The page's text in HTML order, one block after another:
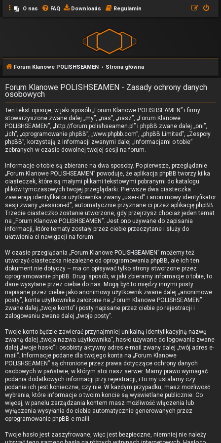
O nas FAQ Downloads Regulamin
Forum Klanowe POLISHSEAMEN Strona główna
Forum Klanowe POLISHSEAMEN - Zasady ochrony danych
osobowych
Ten tekst opisuje, w jaki sposób „Forum Klanowe POLISHSEAMEN” i firmy
stowarzyszone zwane dalej „my”, „nas”, „nasz”, „Forum Klanowe
POLISHSEAMEN”, „http://forum.polishseamen.pl” i phpBB zwane dalej „oni”,
„ich”, „oprogramowanie phpBB”, „www.phpbb.com”, „phpBB Limited”, „Zespoły
phpBB”, korzystają z informacji zwanymi dalej „informacjami o tobie”
zebranych w czasie dowolnej twojej sesji na forum.
Informacje o tobie są zbierane na dwa sposoby. Po pierwsze, przeglądanie
„Forum Klanowe POLISHSEAMEN” powoduje, że aplikacja phpBB tworzy kilka
ciasteczek, które są małymi plikami tekstowymi pobranymi do katalogu
plików tymczasowych twojej przeglądarki. Pierwsze dwa ciasteczka
zawierają identyfikator użytkownika zwany „user-id” i anonimowy identyfikator
sesji zwany „session-id”, automatycznie przyznane ci przez aplikację phpBB.
Trzecie ciasteczko zostanie utworzone, gdy przejrzysz chociaż jeden temat
na „Forum Klanowe POLISHSEAMEN”. Jest ono używane do zapisania
informacji, które tematy zostały przez ciebie przeczytane i służy do
ułatwienia ci nawigacji na forum.
W czasie przeglądania „Forum Klanowe POLISHSEAMEN” możemy też
utworzyć ciasteczka niezależne od oprogramowania phpBB, ale ich ten
dokument nie dotyczy – ma on opisywać tylko strony stworzone przez
oprogramowanie phpBB. Drugi sposób, w jaki zbieramy informacje o tobie, to
dane wysyłane przez ciebie do nas. Mogą być to między innymi posty
napisane przez ciebie jako anonimowy użytkownik zwane dalej „anonimowe
posty”, konta użytkownika założone na „Forum Klanowe POLISHSEAMEN”
zwane dalej „twoje konto” i posty napisane przez ciebie po rejestracji i
zalogowaniu zwane dalej „twoje posty”.
Twoje konto będzie zawierać przynajmniej unikalną identyfikacyjną nazwę
zwaną dalej „twoja nazwa użytkownika”, hasło używane do logowania zwane
dalej „twoje hasło” i osobisty aktywny adres e-mail zwany dalej „twój adres e-
mail”. Informacje podane dla twojego konta na „Forum Klanowe
POLISHSEAMEN” są chronione przez prawa dotyczące ochrony danych
osobowych w państwie, w którym stoi nasz serwer. Mamy prawo wymagać
podania dodatkowych informacji przy rejestracji, i to my ustalamy czy
podanie ich jest konieczne, czy nie. W każdym przypadku, masz możliwość
wybrania, które informacje o twoim koncie są wyświetlane publicznie. Co
więcej, w panelu zarządzania kontem masz możliwość włączenia lub
wyłączenia wysyłania do ciebie automatycznie generowanych przez
oprogramowanie phpBB e-maili.
Twoje hasło jest zaszyfrowane, więc jest bezpieczne, niemniej nie należy